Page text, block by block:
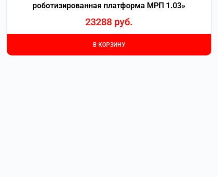
роботизированная платформа МРП 1.03»
23288 руб.
В КОРЗИНУ